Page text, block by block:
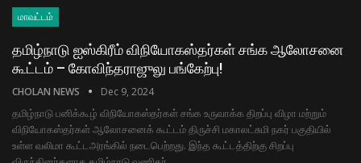
மாவட்டம்
தமிழ்நாடு ஐஸ்கிரீம் விநியோகஸ்தர்கள் சங்க ஆலோசனை
கூட்டம் – கோவிந்தராஜுலு பங்கேற்பு!
CHOLAN NEWS Dec 9, 2024
தமிழ்நாடு பனிக்கூழ் விநியோகஸ்தர்கள் சங்க உருவாக்க திறப்பு விழா மற்றும்
விநியோகஸ்தர்கள் ஆலோசனைக் கூட்டம் திருச்சி மகாலட்சுமி நகர் பகுதியில்
உள்ள வலிமா கூட்டஅரங்கில் நடைபெற்றது. இந்த கூட்டத்திற்கு சிறப்பு